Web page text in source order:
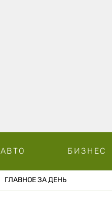
АВТО БИЗНЕС
ГЛАВНОЕ ЗА ДЕНЬ